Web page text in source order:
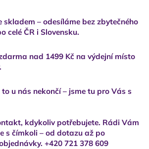
skladem – odesíláme bez zbytečného
celé ČR i Slovensku.
nad 1499 Kč na výdejní místo
u nás nekončí – jsme tu pro Vás s
kdykoliv potřebujete. Rádi Vám
s čímkoli – od dotazu až po
+420 721 378 609